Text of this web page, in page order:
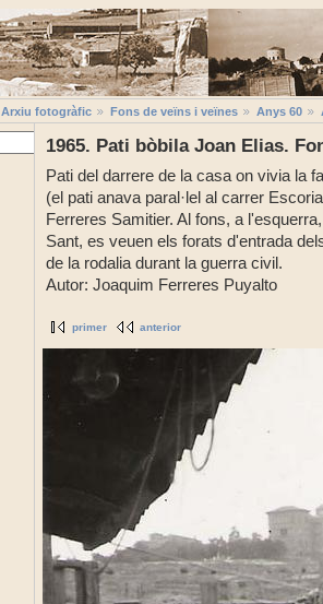
Arxiu fotogràfic Fons de veïns i veïnes Anys 60
1965. Pati bòbila Joan Elias.
Pati del darrere de la casa on vivia la
(el pati anava paral·lel al carrer
Ferreres Samitier. Al fons, a
Sant, es veuen els forats d'entrada
de la rodalia durant la guerra civil.
Autor: Joaquim Ferreres Puyalto
primer anterior